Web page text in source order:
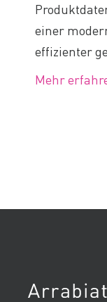
einer
effizienter
Mehr